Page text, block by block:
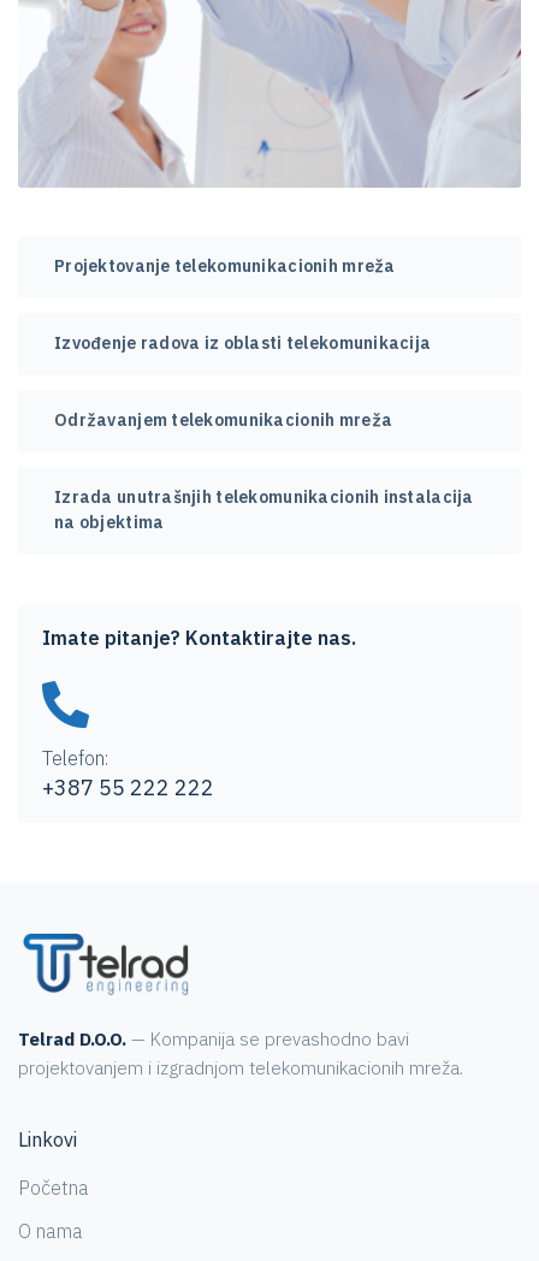
Projektovanje telekomunikacionih mreža
Izvođenje radova iz oblasti telekomunikacija
Održavanjem telekomunikacionih mreža
Izrada unutrašnjih telekomunikacionih instalacija
na objektima
Imate pitanje? Kontaktirajte nas.
Telefon:
+387 55 222 222
Telrad D.O.O. — Kompanija se prevashodno bavi
projektovanjem i izgradnjom telekomunikacionih mreža.
Linkovi
Početna
O nama